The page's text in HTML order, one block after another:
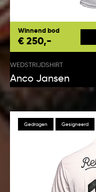
Winnend bod
€ 250,-
WEDSTRIJDSHIRT
Anco Jansen
Gedragen Gesigneerd